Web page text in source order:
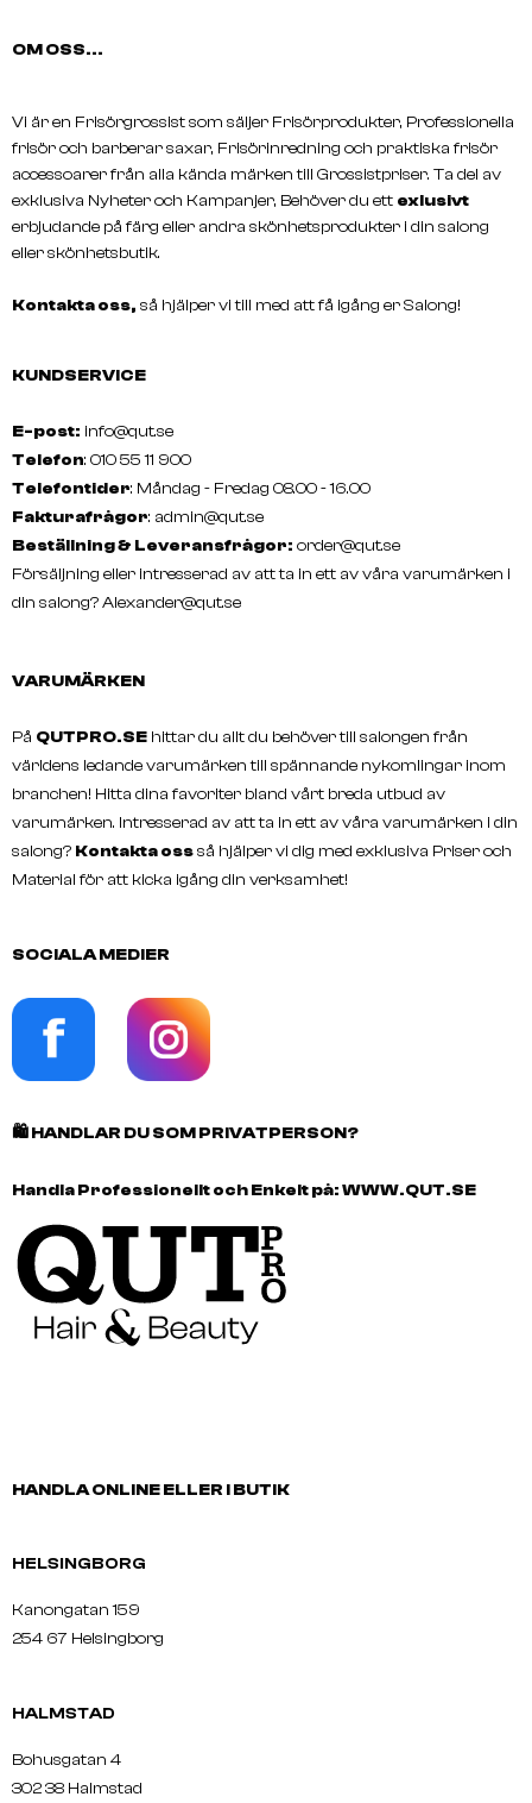
Cream Activator Pre-Pigmentation
OM OSS...
Vi är en Frisörgrossist som säljer Frisörprodukter, Professionella
frisör och barberar saxar, Frisörinredning och praktiska frisör
accessoarer från alla kända märken till Grossistpriser. Ta del av
exklusiva Nyheter och Kampanjer, Behöver du ett exlusivt
erbjudande på färg eller andra skönhetsprodukter i din salong
eller skönhetsbutik.
Kontakta oss, så hjälper vi till med att få igång er Salong!
KUNDSERVICE
E-post: info@qut.se
Telefon: 010 55 11 900
Telefontider: Måndag - Fredag 08.00 - 16.00
Fakturafrågor: admin@qut.se
Beställning & Leveransfrågor: order@qut.se
Försäljning eller intresserad av att ta in ett av våra varumärken i
din salong?Alexander@qut.se
VARUMÄRKEN
På QUTPRO.SE hittar du allt du behöver till salongen från
världens ledande varumärken till spännande nykomlingar inom
branchen! Hitta dina favoriter bland vårt breda utbud av
varumärken. Intresserad av att ta in ett av våra varumärken i din
salong? Kontakta ossså hjälper vi dig med exklusiva Priser och
Material för att kicka igång din verksamhet!
SOCIALA MEDIER
🛍️HANDLAR DU SOM PRIVATPERSON?
Handla Professionellt och Enkelt på:WWW.QUT.SE
HANDLA ONLINE ELLER I BUTIK
HELSINGBORG
Kanongatan 159
254 67 Helsingborg
HALMSTAD
Bohusgatan 4
302 38 Halmstad